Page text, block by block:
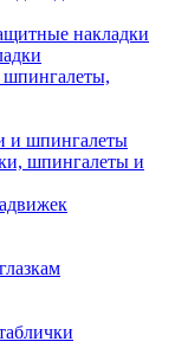
накладки
и шпингалеты
шпингалеты и